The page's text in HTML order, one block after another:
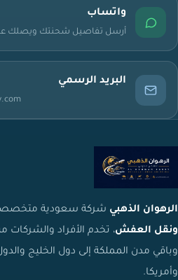
واتساب
أرسل تفاصيل شحنتك ويصلك
البريد الرسمي
الرهوان الذهبي شركة سعودية
ونقل العفش، تخدم الأفراد والشركات
وباقي مدن المملكة إلى دول الخليج
وأمريكا.